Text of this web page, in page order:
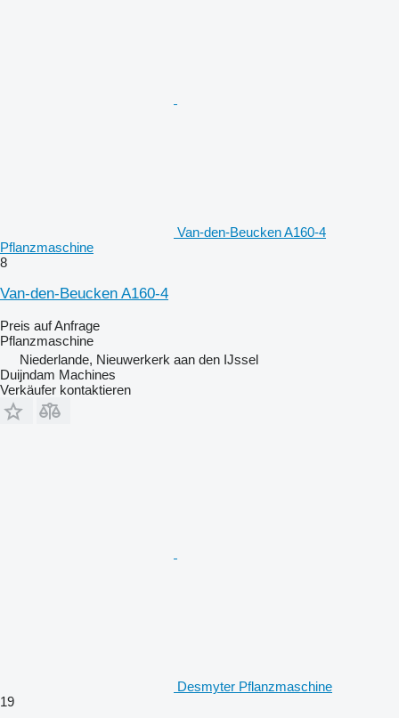
Van-den-Beucken A160-4
Pflanzmaschine
8
Van-den-Beucken A160-4
Preis auf Anfrage
Pflanzmaschine
Niederlande, Nieuwerkerk aan den IJssel
Duijndam Machines
Verkäufer kontaktieren
Desmyter Pflanzmaschine
19